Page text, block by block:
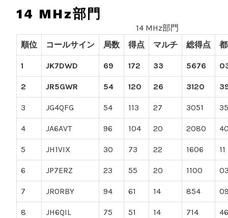
14 MHz部門
14 MHz部門
順位
コールサイン 局数 得点 マルチ 総得点
1 JK7DWD 69 172 33 5676
2 JR5GWR 54 120 26 3120
3 JG4QFG 54 113 27 3051 35
4 JA6AVT 96 104 20 2080
5 JH1VIX 30 73 22 1606 11
6 JP7ERZ 23 55 20 1100
7 JR0RBY 94 61 14 854
8 JH6QIL 75 51 14 714 46